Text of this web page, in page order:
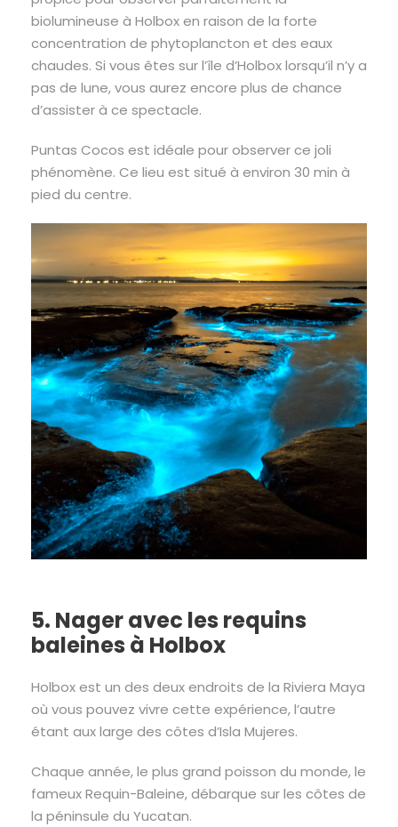
biolumineuse à Holbox en raison de la forte
concentration de phytoplancton et des eaux
chaudes. Si vous êtes sur l’île d’Holbox lorsqu’il n’y a
pas de lune, vous aurez encore plus de chance
d’assister à ce spectacle.
Puntas Cocos est idéale pour observer ce joli
phénomène. Ce lieu est situé à environ 30 min à
pied du centre.
5. Nager avec les requins
baleines à Holbox
Holbox est un des deux endroits de la Riviera Maya
où vous pouvez vivre cette expérience, l’autre
étant aux large des côtes d’Isla Mujeres.
Chaque année, le plus grand poisson du monde, le
fameux Requin-Baleine, débarque sur les côtes de
la péninsule du Yucatan.